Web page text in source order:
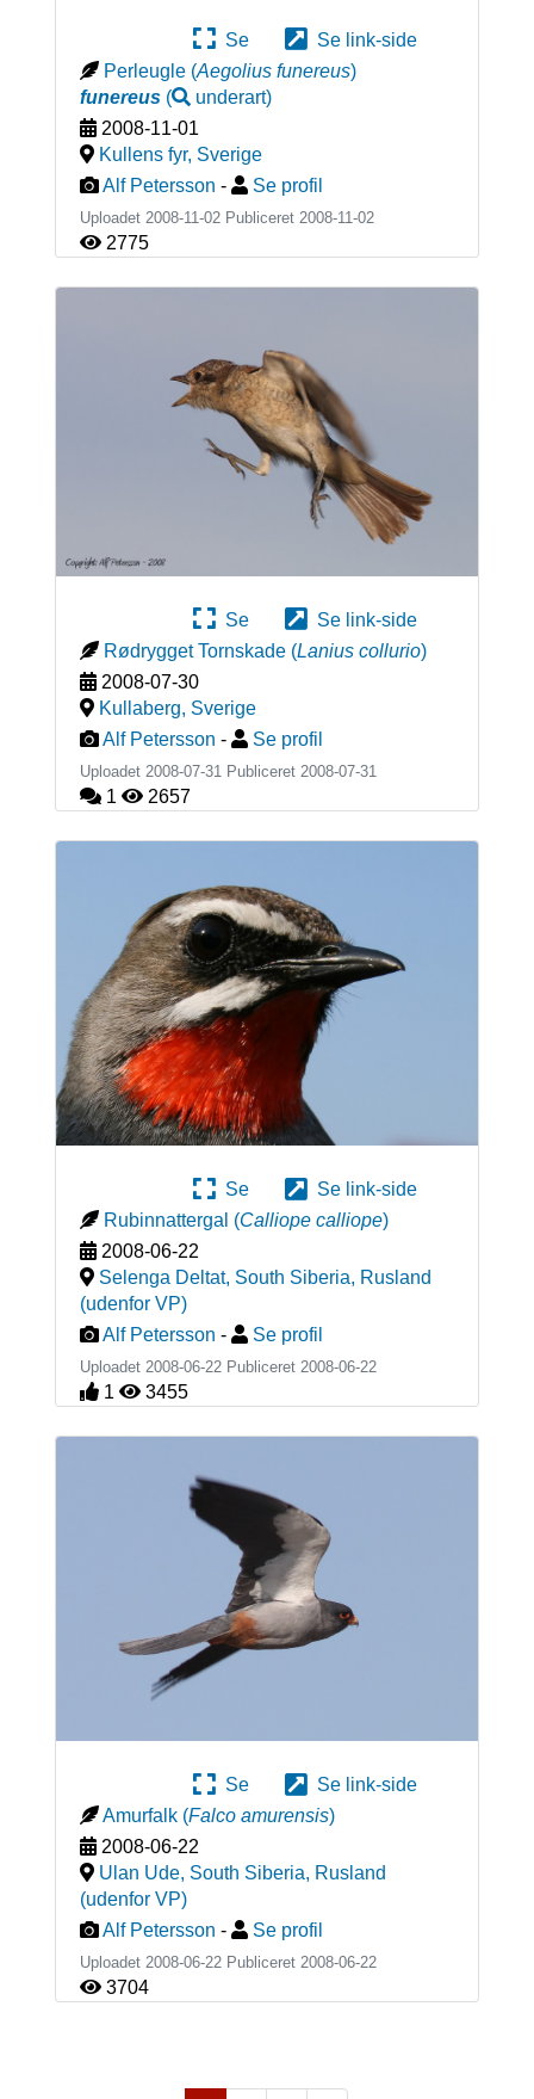
Se
Se link-side
Perleugle (Aegolius funereus)
funereus( underart)
2008-11-01
Kullens fyr, Sverige
Alf Petersson - Se profil
Uploadet 2008-11-02 Publiceret 2008-11-02
2775
Se
Se link-side
Rødrygget Tornskade (Lanius collurio)
2008-07-30
Kullaberg, Sverige
Alf Petersson - Se profil
Uploadet 2008-07-31 Publiceret 2008-07-31
1 2657
Se
Se link-side
Rubinnattergal (Calliope calliope)
2008-06-22
Selenga Deltat, South Siberia, Rusland
(udenfor VP)
Alf Petersson - Se profil
Uploadet 2008-06-22 Publiceret 2008-06-22
1 3455
Se
Se link-side
Amurfalk (Falco amurensis)
2008-06-22
Ulan Ude, South Siberia, Rusland
(udenfor VP)
Alf Petersson - Se profil
Uploadet 2008-06-22 Publiceret 2008-06-22
3704